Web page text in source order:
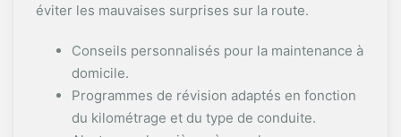
éviter les mauvaises surprises sur la route.
Conseils personnalisés pour la maintenance à
domicile.
Programmes de révision adaptés en fonction
du kilométrage et du type de conduite.